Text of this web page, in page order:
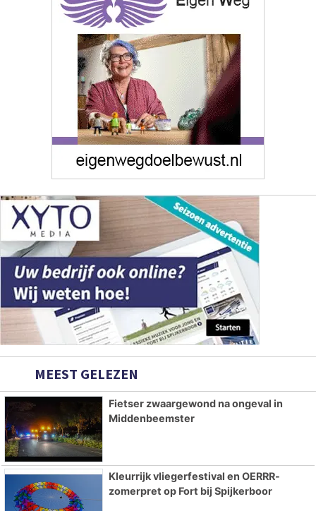
MEEST GELEZEN
Fietser zwaargewond na ongeval in
Middenbeemster
Kleurrijk vliegerfestival en OERRR-
zomerpret op Fort bij Spijkerboor